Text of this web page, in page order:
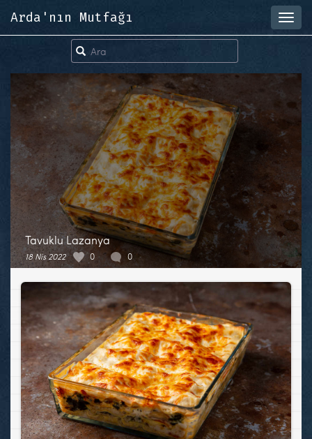
Arda'nın Mutfağı
Tavuklu Lazanya
18 Nis 2022 0 0